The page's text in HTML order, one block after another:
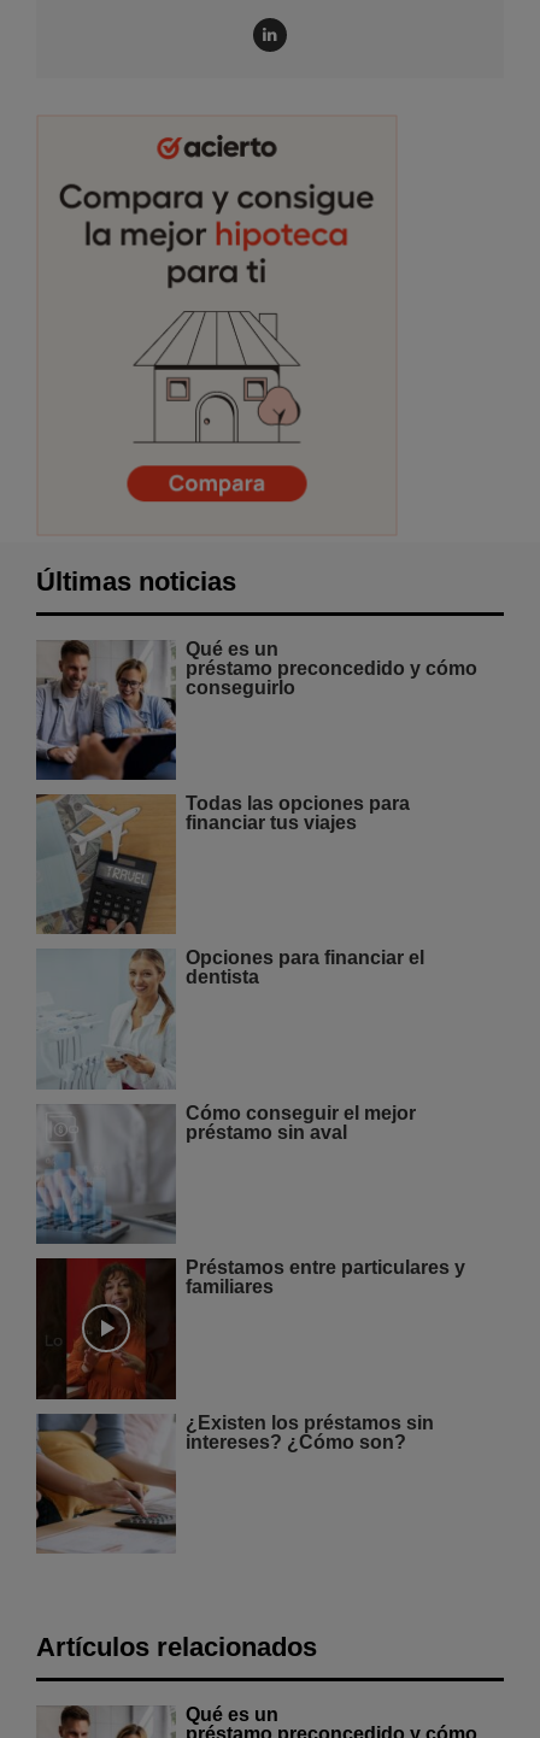
Últimas noticias
Qué es un
préstamo preconcedido y cómo
conseguirlo
Todas las opciones para
financiar tus viajes
Opciones para financiar el
dentista
Cómo conseguir el mejor
préstamo sin aval
Préstamos entre particulares y
familiares
¿Existen los préstamos sin
intereses? ¿Cómo son?
Artículos relacionados
Qué es un
préstamo preconcedido y cómo